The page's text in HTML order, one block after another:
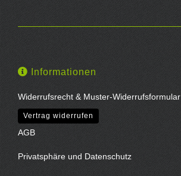
Informationen
Widerrufsrecht & Muster-Widerrufsformular
Vertrag widerrufen
AGB
Privatsphäre und Datenschutz